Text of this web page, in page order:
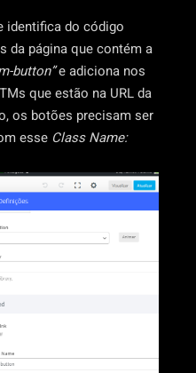
identifica do código
da página que contém a
button”e adiciona nos
que estão na URL da
os botões precisam ser
esse Class Name: